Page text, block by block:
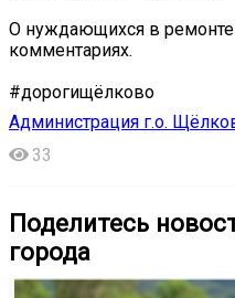
О нуждающихся в
комментариях.
#дорогищёлково
Администрация г.о.
33
Поделитесь
города